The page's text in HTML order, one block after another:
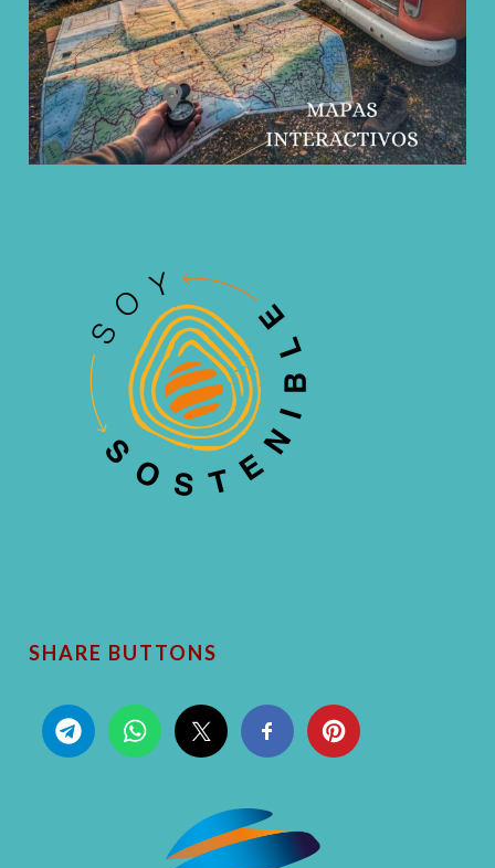
SHARE BUTTONS